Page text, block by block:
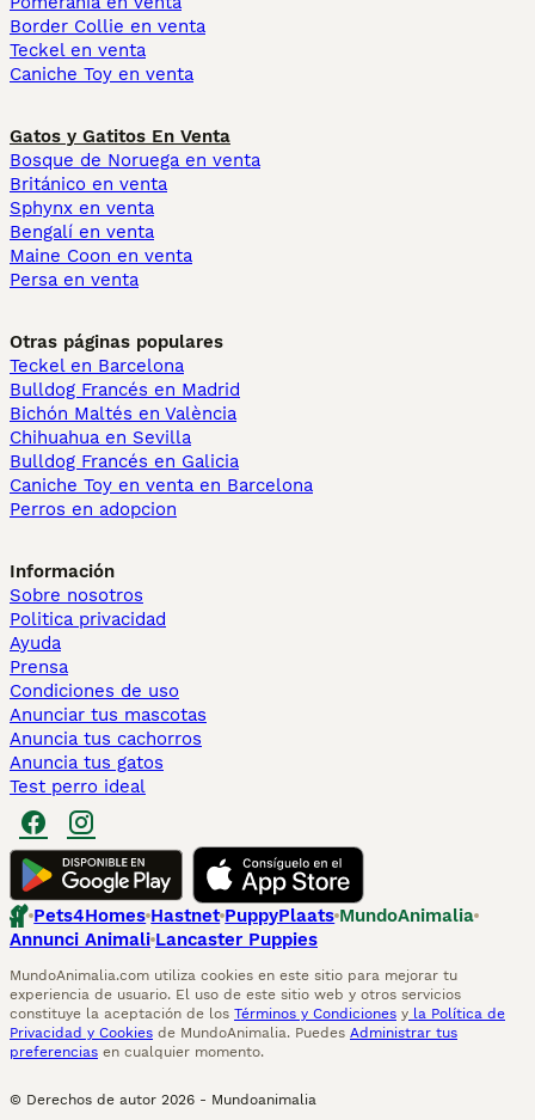
Border Collie en venta
Teckel en venta
Caniche Toy en venta
Gatos y Gatitos En Venta
Bosque de Noruega en venta
Británico en venta
Sphynx en venta
Bengalí en venta
Maine Coon en venta
Persa en venta
Otras páginas populares
Teckel en Barcelona
Bulldog Francés en Madrid
Bichón Maltés en València
Chihuahua en Sevilla
Bulldog Francés en Galicia
Caniche Toy en venta en Barcelona
Perros en adopcion
Información
Sobre nosotros
Politica privacidad
Ayuda
Prensa
Condiciones de uso
Anunciar tus mascotas
Anuncia tus cachorros
Anuncia tus gatos
Test perro ideal
Pets4Homes Hastnet PuppyPlaats MundoAnimalia
Annunci Animali Lancaster Puppies
MundoAnimalia.com utiliza cookies en este sitio para mejorar tu
experiencia de usuario. El uso de este sitio web y otros servicios
constituye la aceptación de los Términos y Condiciones y la Política de
Privacidad y Cookies de MundoAnimalia. Puedes Administrar tus
preferencias en cualquier momento.
© Derechos de autor 2026 - Mundoanimalia